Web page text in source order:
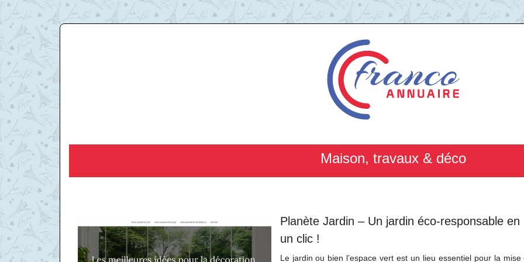
Maison, travaux & déco
Planète Jardin – Un jardin éco-responsable en
un clic !
Le jardin ou bien l’espace vert est un lieu essentiel pour la mise